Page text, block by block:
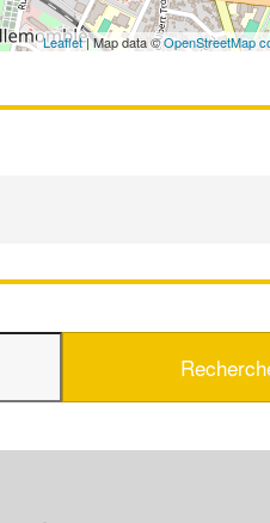
Leaflet| Map data ©OpenStreetMap